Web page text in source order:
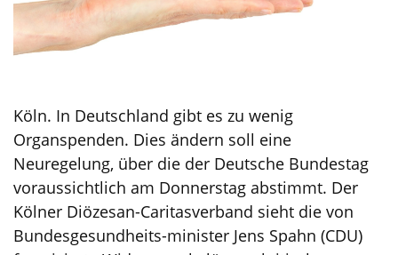
Köln. In Deutschland gibt es zu wenig
Organspenden. Dies ändern soll eine
Neuregelung, über die der Deutsche Bundestag
voraussichtlich am Donnerstag abstimmt. Der
Kölner Diözesan-Caritasverband sieht die von
Bundesgesundheits-minister Jens Spahn (CDU)